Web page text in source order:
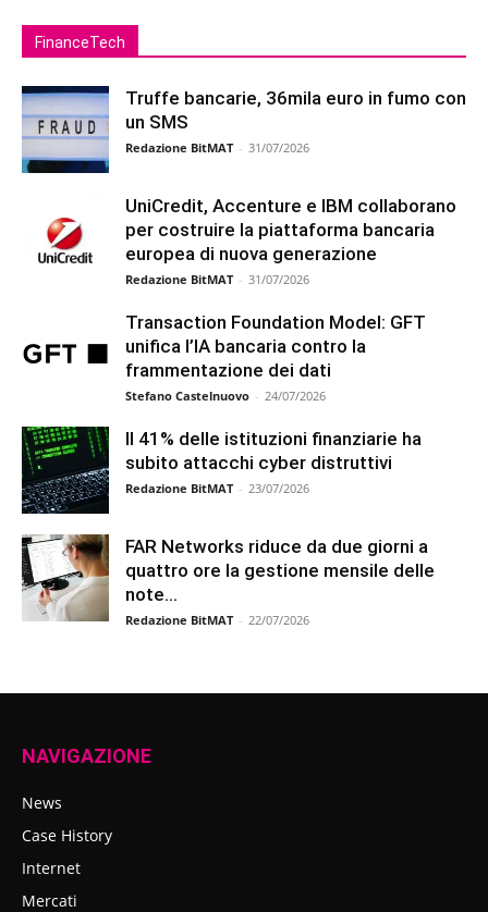
FinanceTech
Truffe bancarie, 36mila euro in fumo con
un SMS
Redazione BitMAT - 31/07/2026
UniCredit, Accenture e IBM collaborano
per costruire la piattaforma bancaria
europea di nuova generazione
Redazione BitMAT - 31/07/2026
Transaction Foundation Model: GFT
unifica l’IA bancaria contro la
frammentazione dei dati
Stefano Castelnuovo - 24/07/2026
Il 41% delle istituzioni finanziarie ha
subito attacchi cyber distruttivi
Redazione BitMAT - 23/07/2026
FAR Networks riduce da due giorni a
quattro ore la gestione mensile delle
note...
Redazione BitMAT - 22/07/2026
NAVIGAZIONE
News
Case History
Internet
Mercati